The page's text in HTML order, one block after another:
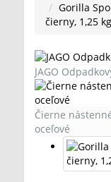
Gorilla
čierny, 1,25 kg
JAGO
Čierne
oceľové